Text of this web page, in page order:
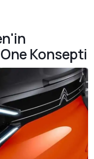
One Konsepti